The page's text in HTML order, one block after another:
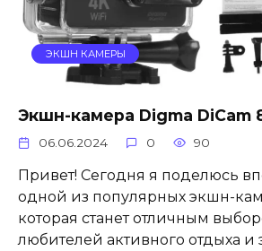
ЭКШН КАМЕРЫ
Экшн-камера Digma DiCam
06.06.2024 0 90
Привет! Сегодня я поделюсь
одной из популярных экшн-
которая станет отличным
любителей активного отдыха и